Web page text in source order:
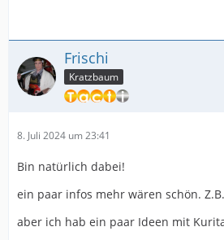
Frischi
Kratzbaum
8. Juli 2024 um 23:41
Bin natürlich dabei!
ein paar infos mehr wären schön.
aber ich hab ein paar Ideen mit